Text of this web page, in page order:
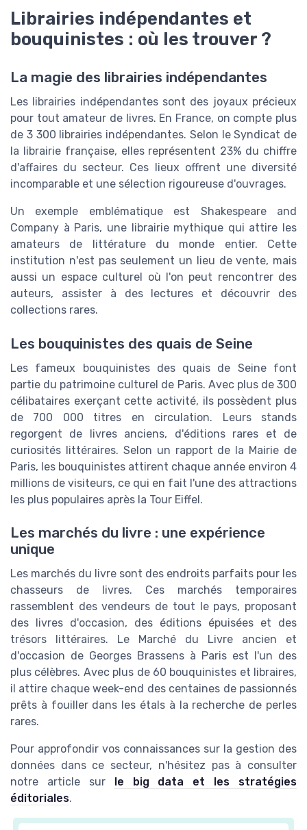
Librairies indépendantes et
bouquinistes : où les trouver ?
La magie des librairies indépendantes
Les librairies indépendantes sont des joyaux précieux
pour tout amateur de livres. En France, on compte plus
de 3 300 librairies indépendantes. Selon le Syndicat de
la librairie française, elles représentent 23% du chiffre
d'affaires du secteur. Ces lieux offrent une diversité
incomparable et une sélection rigoureuse d'ouvrages.
Un exemple emblématique est Shakespeare and
Company à Paris, une librairie mythique qui attire les
amateurs de littérature du monde entier. Cette
institution n'est pas seulement un lieu de vente, mais
aussi un espace culturel où l'on peut rencontrer des
auteurs, assister à des lectures et découvrir des
collections rares.
Les bouquinistes des quais de Seine
Les fameux bouquinistes des quais de Seine font
partie du patrimoine culturel de Paris. Avec plus de 300
célibataires exerçant cette activité, ils possèdent plus
de 700 000 titres en circulation. Leurs stands
regorgent de livres anciens, d'éditions rares et de
curiosités littéraires. Selon un rapport de la Mairie de
Paris, les bouquinistes attirent chaque année environ 4
millions de visiteurs, ce qui en fait l'une des attractions
les plus populaires après la Tour Eiffel.
Les marchés du livre : une expérience
unique
Les marchés du livre sont des endroits parfaits pour les
chasseurs de livres. Ces marchés temporaires
rassemblent des vendeurs de tout le pays, proposant
des livres d'occasion, des éditions épuisées et des
trésors littéraires. Le Marché du Livre ancien et
d'occasion de Georges Brassens à Paris est l'un des
plus célèbres. Avec plus de 60 bouquinistes et libraires,
il attire chaque week-end des centaines de passionnés
prêts à fouiller dans les étals à la recherche de perles
rares.
Pour approfondir vos connaissances sur la gestion des
données dans ce secteur, n'hésitez pas à consulter
notre article sur le big data et les stratégies
éditoriales.